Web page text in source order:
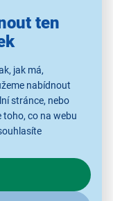
ten
jak má,
nabídnout
stránce, nebo
co na webu
Pokud vás
údaji pracujeme,